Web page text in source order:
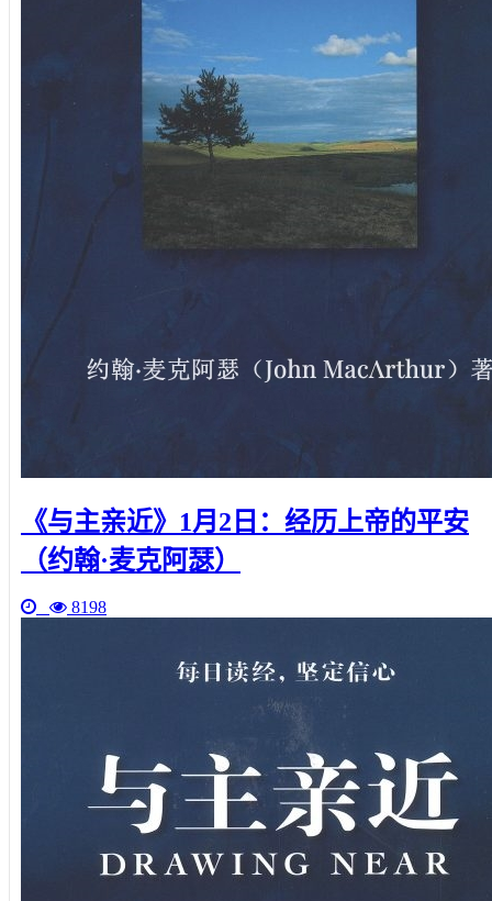
《与主亲近》1月2日：经历上帝的平安
（约翰·麦克阿瑟）
8198